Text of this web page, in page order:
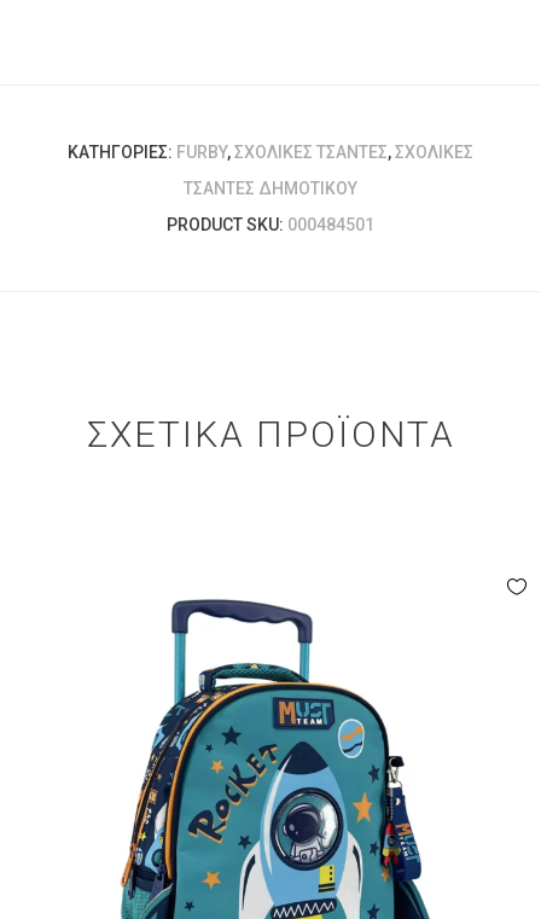
ΚΑΤΗΓΟΡΊΕΣ: FURBY,ΣΧΟΛΙΚΈΣ ΤΣΆΝΤΕΣ,ΣΧΟΛΙΚΈΣ
ΤΣΆΝΤΕΣ ΔΗΜΟΤΙΚΟΎ
PRODUCT SKU: 000484501
ΣΧΕΤΙΚΆ ΠΡΟΪΌΝΤΑ